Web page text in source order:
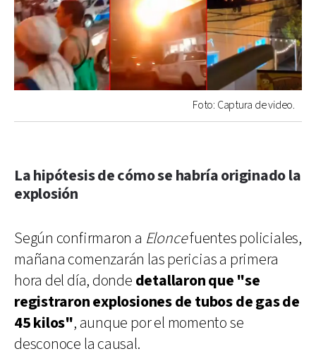
Foto: Captura de video.
La hipótesis de cómo se habría originado la
explosión
Según confirmaron a Eloncefuentes policiales,
mañana comenzarán las pericias a primera
hora del día, donde detallaron que "se
registraron explosiones de tubos de gas de
45 kilos", aunque por el momento se
desconoce la causal.